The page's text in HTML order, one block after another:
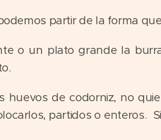
partir de la forma
o un plato grande la
huevos de codorniz, no
partidos o enteros.